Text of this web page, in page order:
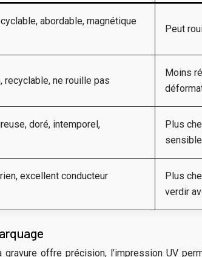
abordable, magnétique
Peut
recyclable, ne rouille pas
Moins
doré, intemporel,
Plus
excellent conducteur
Plus
verdir
offre précision, l’impression UV